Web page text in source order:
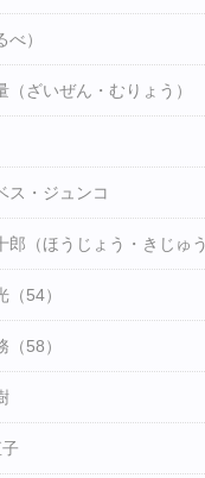
べ）
（ざいぜん・むりょう）
ス・ジュンコ
郎（ほうじょう・きじゅう
（54）
（58）